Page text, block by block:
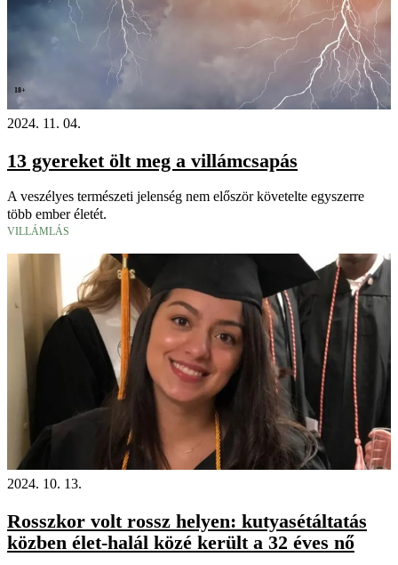
18+
2024. 11. 04.
13 gyereket ölt meg a villámcsapás
A veszélyes természeti jelenség nem először követelte egyszerre
több ember életét.
VILLÁMLÁS
2024. 10. 13.
Rosszkor volt rossz helyen: kutyasétáltatás
közben élet-halál közé került a 32 éves nő